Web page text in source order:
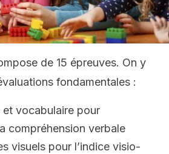
de 15 épreuves. On y
fondamentales :
et vocabulaire pour
compréhension verbale
visuels pour l’indice visio-